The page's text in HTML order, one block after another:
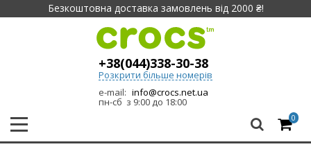
Безкоштовна доставка замовлень від 2000 ₴!
+38(044)338-30-38
Розкрити більше номерів
e-mail: info@crocs.net.ua
пн-сб з 9:00 до 18:00
0